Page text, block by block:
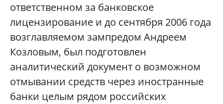
ответственном за банковское
лицензирование и до сентября 2006 года
возглавляемом зампредом Андреем
Козловым, был подготовлен
аналитический документ о возможном
отмывании средств через иностранные
банки целым рядом российских